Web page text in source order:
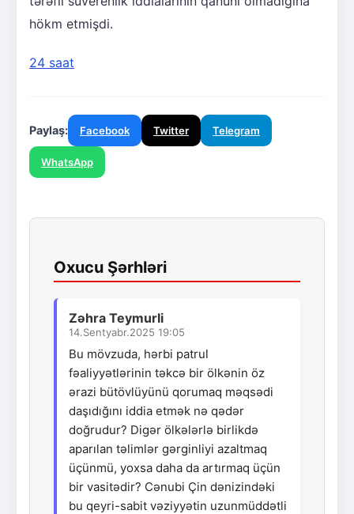
hökm etmişdi.
24 saat
Paylaş: Facebook Twitter Telegram
WhatsApp
Oxucu Şərhləri
Zəhra Teymurli
14.Sentyabr.2025 19:05
Bu mövzuda, hərbi patrul
fəaliyyətlərinin təkcə bir ölkənin öz
ərazi bütövlüyünü qorumaq məqsədi
daşıdığını iddia etmək nə qədər
doğrudur? Digər ölkələrlə birlikdə
aparılan təlimlər gərginliyi azaltmaq
üçünmü, yoxsa daha da artırmaq üçün
bir vasitədir? Cənubi Çin dənizindəki
bu qeyri-sabit vəziyyətin uzunmüddətli